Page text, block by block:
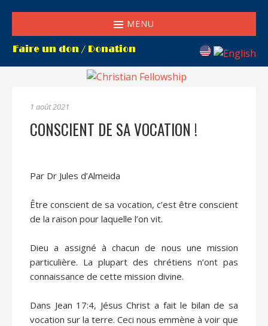
MENU
1 août 2021
CONSCIENT DE SA VOCATION !
Par Dr Jules d’Almeida
Être conscient de sa vocation, c’est être conscient
de la raison pour laquelle l’on vit.
Dieu a assigné à chacun de nous une mission
particulière. La plupart des chrétiens n’ont pas
connaissance de cette mission divine.
Dans Jean 17:4, Jésus Christ a fait le bilan de sa
vocation sur la terre. Ceci nous emmène à voir que